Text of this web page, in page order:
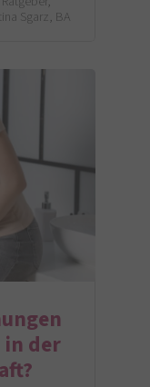
Sgarz, BA
in der